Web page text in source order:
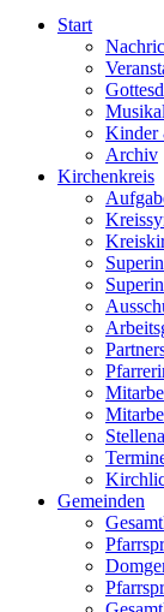
Start
Kinder
Archiv
Kirchenkreis
Gemeinden